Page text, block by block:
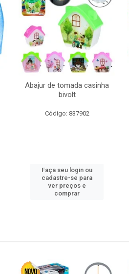
Abajur de tomada casinha
bivolt
Código: 837902
Faça seu login ou
cadastre-se para
ver preços e
comprar